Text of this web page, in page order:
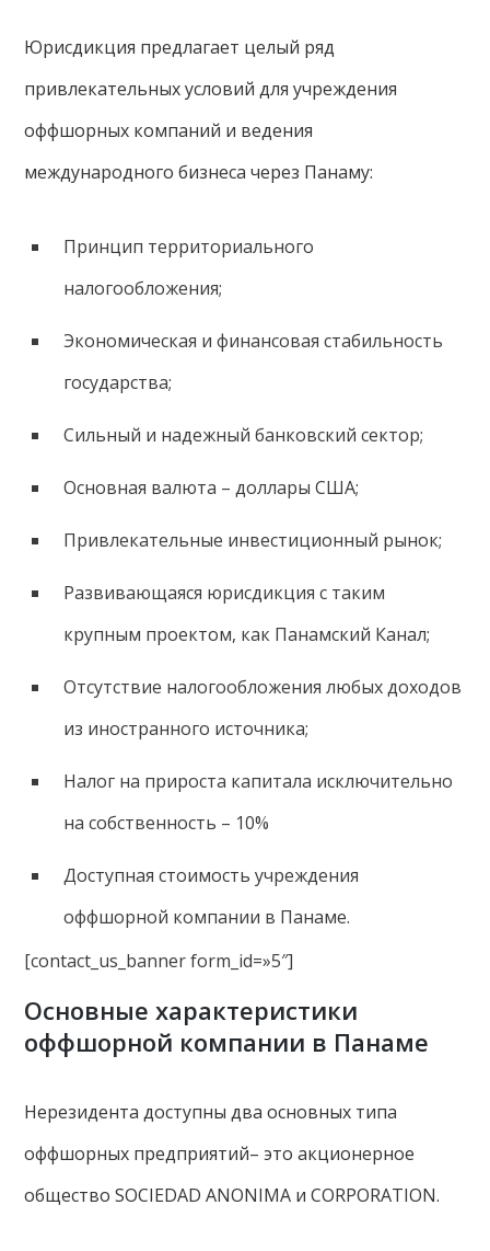
Юрисдикция предлагает целый ряд
привлекательных условий для учреждения
оффшорных компаний и ведения
международного бизнеса через Панаму:
Принцип территориального
налогообложения;
Экономическая и финансовая стабильность
государства;
Сильный и надежный банковский сектор;
Основная валюта – доллары США;
Привлекательные инвестиционный рынок;
Развивающаяся юрисдикция с таким
крупным проектом, как Панамский Канал;
Отсутствие налогообложения любых доходов
из иностранного источника;
Налог на прироста капитала исключительно
на собственность – 10%
Доступная стоимость учреждения
оффшорной компании в Панаме.
[contact_us_banner form_id=»5″]
Основные характеристики
оффшорной компании в Панаме
Нерезидента доступны два основных типа
оффшорных предприятий– это акционерное
общество SOCIEDAD ANONIMA и СORPORATION.